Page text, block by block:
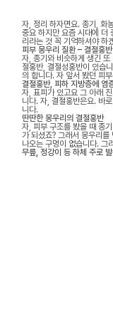
자, 정리 하자면요. 종기, 화
중요 하지만 요즘 시대에 더
리라는 것 꼭 기억하셔야 하
피부 몽우리 질환 – 결절홍반
자, 종기와 비슷하게 생긴
절홍반, 결절성홍반이 있습
의 합니다. 자 앞서 봤던 피
결절홍반, 피하 지방층에 염
자, 표피가 있고요 그 아래
니다. 자, 결절홍반은요. 바
니다.
딴딴한 몽우리의 결절홍반
자, 피부 구조를 봤을 때 종
가 되셨죠? 그래서 몽우리를
나오는 구멍이 없습니다. 그
무릎, 정강이 등 하체 주로